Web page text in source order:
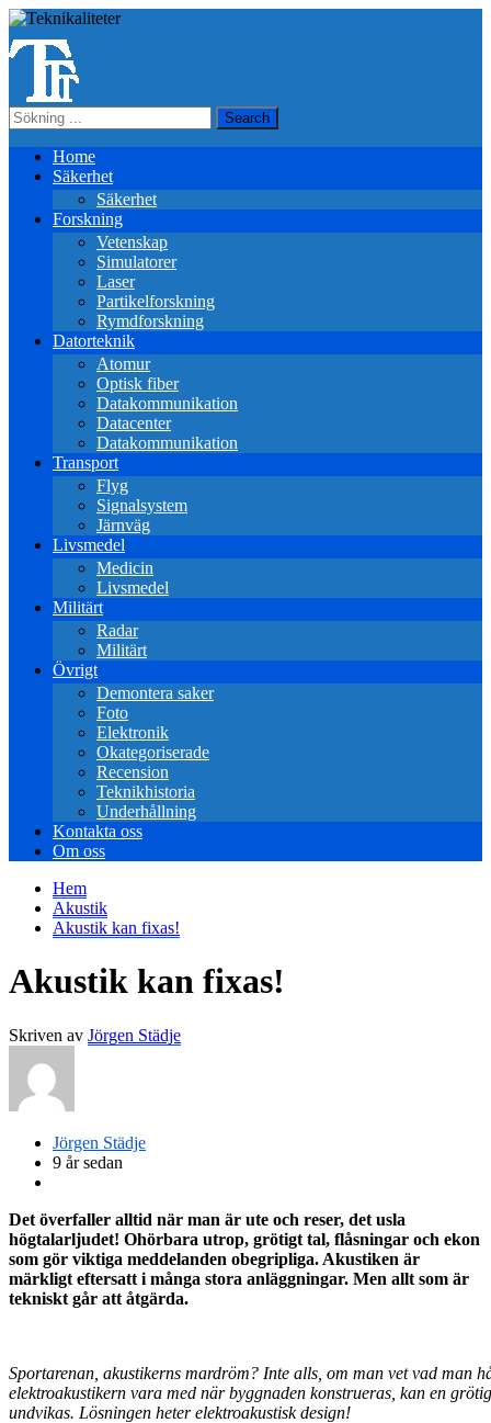
Home
Säkerhet
Säkerhet
Forskning
Vetenskap
Simulatorer
Laser
Partikelforskning
Rymdforskning
Datorteknik
Atomur
Optisk fiber
Datakommunikation
Datacenter
Datakommunikation
Transport
Flyg
Signalsystem
Järnväg
Livsmedel
Medicin
Livsmedel
Militärt
Radar
Militärt
Övrigt
Demontera saker
Foto
Elektronik
Okategoriserade
Recension
Teknikhistoria
Underhållning
Kontakta oss
Om oss
Hem
Akustik
Akustik kan fixas!
Akustik kan fixas!
Skriven av Jörgen Städje
Jörgen Städje
9 år sedan
Det överfaller alltid när man är ute och reser, det usla
högtalarljudet! Ohörbara utrop, grötigt tal, flåsningar och ekon
som gör viktiga meddelanden obegripliga. Akustiken är
märkligt eftersatt i många stora anläggningar. Men allt som är
tekniskt går att åtgärda.
Sportarenan, akustikerns mardröm? Inte alls, om man vet vad man
elektroakustikern vara med när byggnaden konstrueras, kan en
undvikas. Lösningen heter elektroakustisk design!